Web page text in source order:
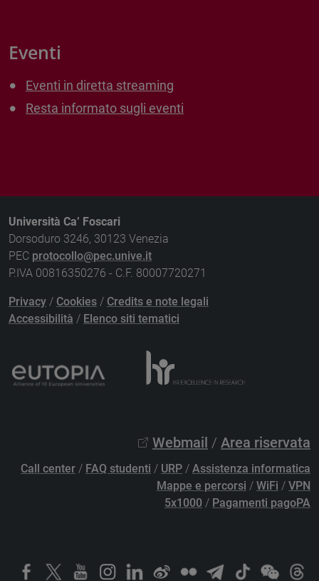
Eventi
Eventi in diretta streaming
Resta informato sugli eventi
Università Ca’ Foscari
Dorsoduro 3246, 30123 Venezia
PEC protocollo@pec.unive.it
P.IVA 00816350276 - C.F. 80007720271
Privacy / Cookies / Credits e note legali
Accessibilità / Elenco siti tematici
Webmail / Area riservata
Call center / FAQ studenti / URP / Assistenza informatica
Mappe e percorsi / WiFi / VPN
5x1000 / Pagamenti pagoPA